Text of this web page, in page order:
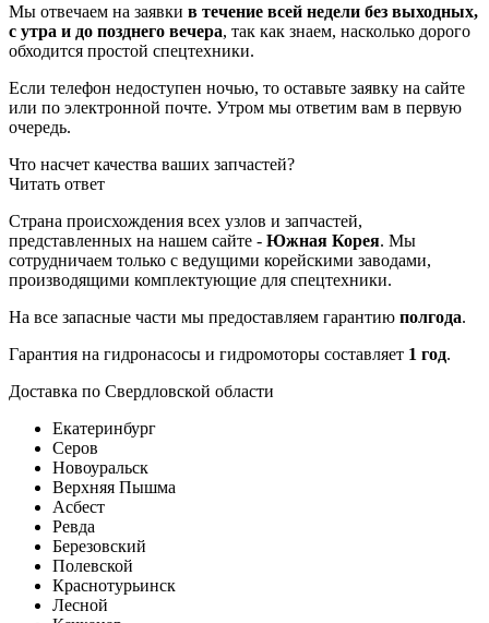
Мы отвечаем на заявки в течение всей недели без выходных,
с утра и до позднего вечера, так как знаем, насколько дорого
обходится простой спецтехники.
Если телефон недоступен ночью, то оставьте заявку на сайте
или по электронной почте. Утром мы ответим вам в первую
очередь.
Что насчет качества ваших запчастей?
Читать ответ
Страна происхождения всех узлов и запчастей,
представленных на нашем сайте - Южная Корея. Мы
сотрудничаем только с ведущими корейскими заводами,
производящими комплектующие для спецтехники.
На все запасные части мы предоставляем гарантию полгода.
Гарантия на гидронасосы и гидромоторы составляет 1 год.
Доставка по Свердловской области
Екатеринбург
Серов
Новоуральск
Верхняя Пышма
Асбест
Ревда
Березовский
Полевской
Краснотурьинск
Лесной